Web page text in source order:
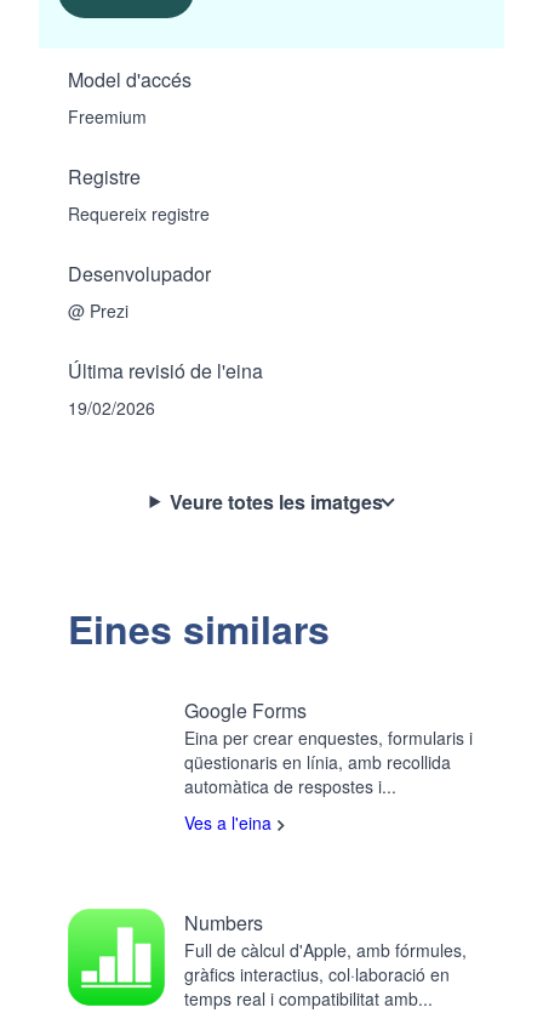
Model d'accés
Freemium
Registre
Requereix registre
Desenvolupador
@ Prezi
Última revisió de l'eina
19/02/2026
Veure totes les imatges
Eines similars
Google Forms
Eina per crear enquestes, formularis i
qüestionaris en línia, amb recollida
automàtica de respostes i...
Ves a l'eina
Numbers
Full de càlcul d'Apple, amb fórmules,
gràfics interactius, col·laboració en
temps real i compatibilitat amb...